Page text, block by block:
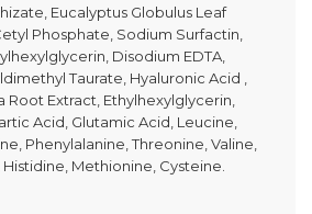
Eucalyptus Globulus Leaf
Phosphate, Sodium Surfactin,
Disodium EDTA,
Taurate, Hyaluronic Acid ,
Root Extract, Ethylhexylglycerin,
Acid, Glutamic Acid, Leucine,
Phenylalanine, Threonine, Valine,
Methionine, Cysteine.